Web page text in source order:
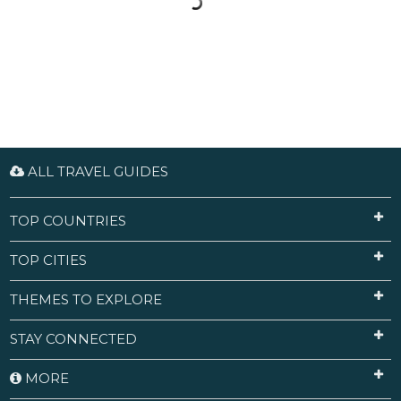
ALL TRAVEL GUIDES
TOP COUNTRIES
TOP CITIES
THEMES TO EXPLORE
STAY CONNECTED
MORE